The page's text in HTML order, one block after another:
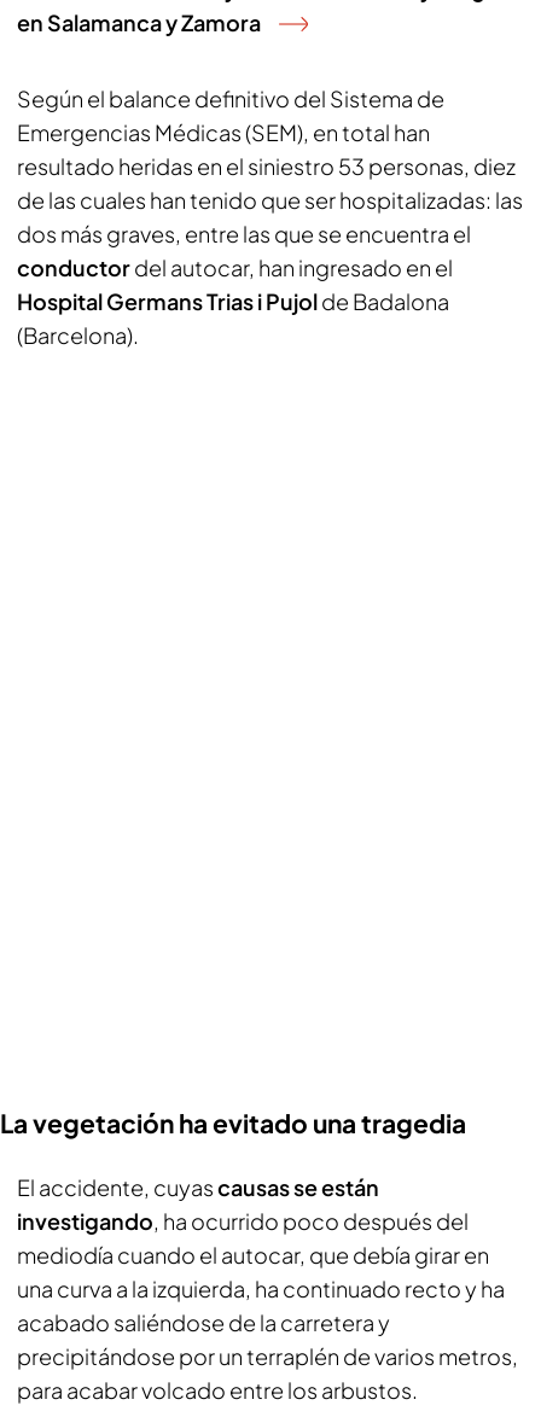
en Salamanca y Zamora
Según el balance definitivo del Sistema de
Emergencias Médicas (SEM), en total han
resultado heridas en el siniestro 53 personas, diez
de las cuales han tenido que ser hospitalizadas: las
dos más graves, entre las que se encuentra el
conductordel autocar, han ingresado en el
Hospital Germans Trias i Pujolde Badalona
(Barcelona).
La vegetación ha evitado una tragedia
El accidente, cuyascausas se están
investigando, ha ocurrido poco después del
mediodía cuando el autocar, que debía girar en
una curva a la izquierda, ha continuado recto y ha
acabado saliéndose de la carretera y
precipitándose por un terraplén de varios metros,
para acabar volcado entre los arbustos.